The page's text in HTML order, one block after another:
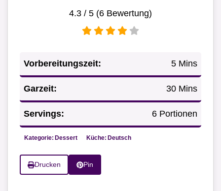
4.3 / 5 (6 Bewertung)
Vorbereitungszeit: 5 Mins
Garzeit: 30 Mins
Servings: 6 Portionen
Kategorie: Dessert Küche: Deutsch
Drucken Pin